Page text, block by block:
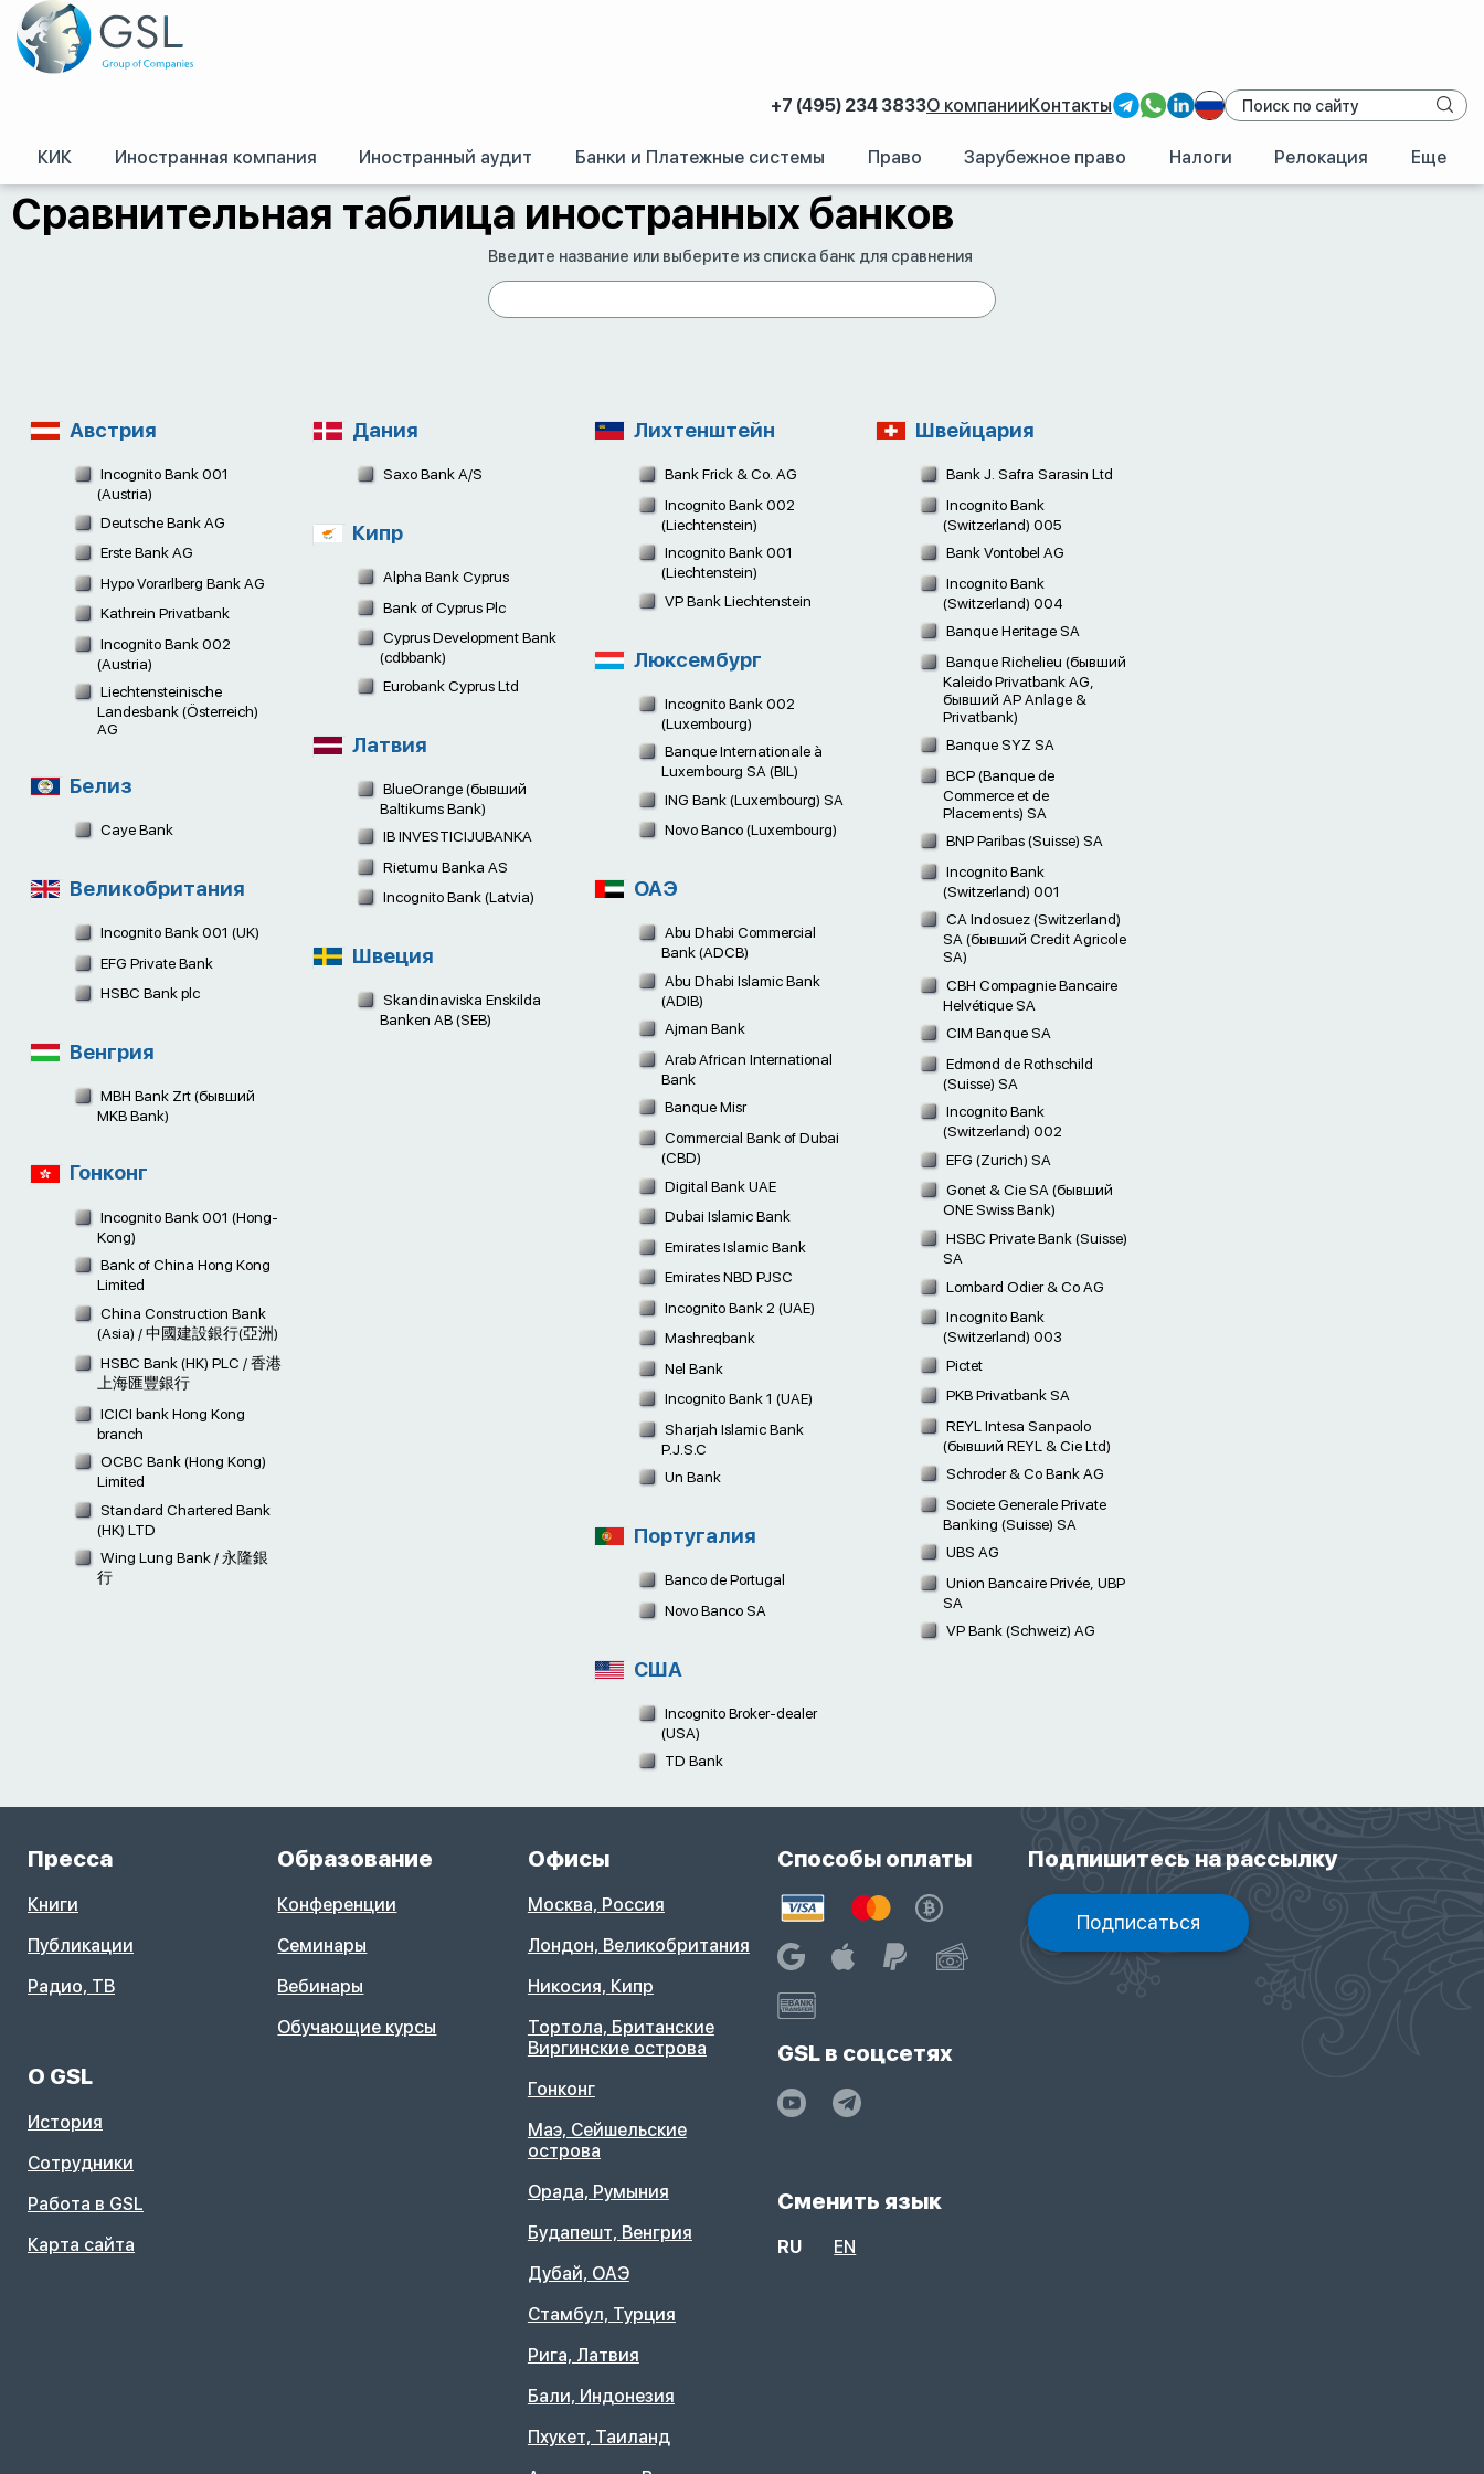
+7 (495) 234 3833О компанииКонтакты
КИК Иностранная компания Иностранный аудит Банки и Платежные системы Право Зарубежное право Налоги Релокация Еще
GSL/Оффшоры и международное право. Регистрация оффшорных компаний./ Счет в иностранном банке: Как открыть банковский счет за рубежом/Сравнительная таблица иностранных банков
Сравнительная таблица иностранных банков
Введите название или выберите из списка банк для сравнения
Австрия
Incognito Bank 001
(Austria)
Deutsche Bank AG
Erste Bank AG
Hypo Vorarlberg Bank AG
Kathrein Privatbank
Incognito Bank 002
(Austria)
Liechtensteinische
Landesbank (Österreich)
AG
Белиз
Caye Bank
Великобритания
Incognito Bank 001 (UK)
EFG Private Bank
HSBC Bank plc
Венгрия
MBH Bank Zrt (бывший
MKB Bank)
Гонконг
Incognito Bank 001 (Hong-
Kong)
Bank of China Hong Kong
Limited
China Construction Bank
(Asia) / 中國建設銀行(亞洲)
HSBC Bank (HK) PLC / 香港
上海匯豐銀行
ICICI bank Hong Kong
branch
OCBC Bank (Hong Kong)
Limited
Standard Chartered Bank
(HK) LTD
Wing Lung Bank / 永隆銀
行
Дания
Saxo Bank A/S
Кипр
Alpha Bank Cyprus
Bank of Cyprus Plc
Cyprus Development Bank
(cdbbank)
Eurobank Cyprus Ltd
Латвия
BlueOrange (бывший
Baltikums Bank)
IB INVESTICIJUBANKA
Rietumu Banka AS
Incognito Bank (Latvia)
Швеция
Skandinaviska Enskilda
Banken AB (SEB)
Лихтенштейн
Bank Frick & Co. AG
Incognito Bank 002
(Liechtenstein)
Incognito Bank 001
(Liechtenstein)
VP Bank Liechtenstein
Люксембург
Incognito Bank 002
(Luxembourg)
Banque Internationale à
Luxembourg SA (BIL)
ING Bank (Luxembourg) SA
Novo Banco (Luxembourg)
ОАЭ
Abu Dhabi Commercial
Bank (ADCB)
Abu Dhabi Islamic Bank
(ADIB)
Ajman Bank
Arab African International
Bank
Banque Misr
Commercial Bank of Dubai
(CBD)
Digital Bank UAE
Dubai Islamic Bank
Emirates Islamic Bank
Emirates NBD PJSC
Incognito Bank 2 (UAE)
Mashreqbank
Nel Bank
Incognito Bank 1 (UAE)
Sharjah Islamic Bank
P.J.S.C
Un Bank
Португалия
Banco de Portugal
Novo Banco SA
США
Incognito Broker-dealer
(USA)
TD Bank
Швейцария
Bank J. Safra Sarasin Ltd
Incognito Bank
(Switzerland) 005
Bank Vontobel AG
Incognito Bank
(Switzerland) 004
Banque Heritage SA
Banque Richelieu (бывший
Kaleido Privatbank AG,
бывший AP Anlage &
Privatbank)
Banque SYZ SA
BCP (Banque de
Commerce et de
Placements) SA
BNP Paribas (Suisse) SA
Incognito Bank
(Switzerland) 001
CA Indosuez (Switzerland)
SA (бывший Credit Agricole
SA)
CBH Compagnie Bancaire
Helvétique SA
CIM Banque SA
Edmond de Rothschild
(Suisse) SA
Incognito Bank
(Switzerland) 002
EFG (Zurich) SA
Gonet & Cie SA (бывший
ONE Swiss Bank)
HSBC Private Bank (Suisse)
SA
Lombard Odier & Co AG
Incognito Bank
(Switzerland) 003
Pictet
PKB Privatbank SA
REYL Intesa Sanpaolo
(бывший REYL & Cie Ltd)
Schroder & Co Bank AG
Societe Generale Private
Banking (Suisse) SA
UBS AG
Union Bancaire Privée, UBP
SA
VP Bank (Schweiz) AG
О GSL
История
Сотрудники
Работа в GSL
Карта сайта
Пресса
Книги
Публикации
Радио, ТВ
Образование
Конференции
Семинары
Вебинары
Обучающие курсы
Офисы
Москва, Россия
Лондон, Великобритания
Никосия, Кипр
Тортола, Британские
Виргинские острова
Гонконг
Маэ, Сейшельские
острова
Орада, Румыния
Будапешт, Венгрия
Дубай, ОАЭ
Стамбул, Турция
Рига, Латвия
Бали, Индонезия
Пхукет, Таиланд
Способы оплаты
GSL в соцсетях
Сменить язык
RU EN
Подпишитесь на рассылку
Подписаться